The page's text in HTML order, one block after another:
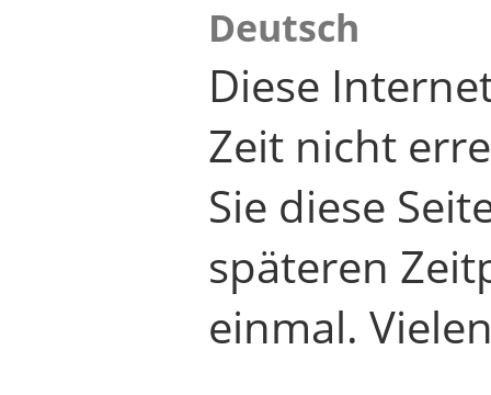
Deutsch
Diese
Zeit nicht
Sie diese
späteren
einmal.